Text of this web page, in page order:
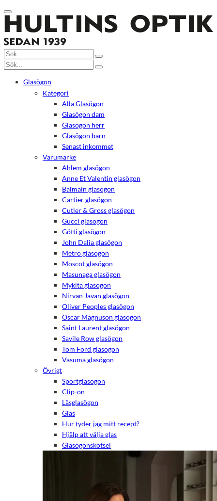
Glasögon
Kategori
Alla Glasögon
Glasögon dam
Glasögon herr
Glasögon barn
Senast inkommet
Varumärke
Ahlem glasögon
Anne Et Valentin glasögon
Balmain glasögon
Cartier glasögon
Cutler & Gross glasögon
Gucci glasögon
Götti glasögon
John Dalia glasögon
Metro glasögon
Moscot glasögon
Masunaga glasögon
Mykita glasögon
Nirvan Javan glasögon
Oliver Peoples glasögon
Oscar Magnuson glasögon
Saint Laurent glasögon
Savile Row glasögon
Tom Ford glasögon
Vasuma glasögon
Övrigt
Sportglasögon
Clip-on
Läsglasögon
Glas
Hur tyder jag mitt recept?
Hjälp att välja glas
Glasögonskötsel